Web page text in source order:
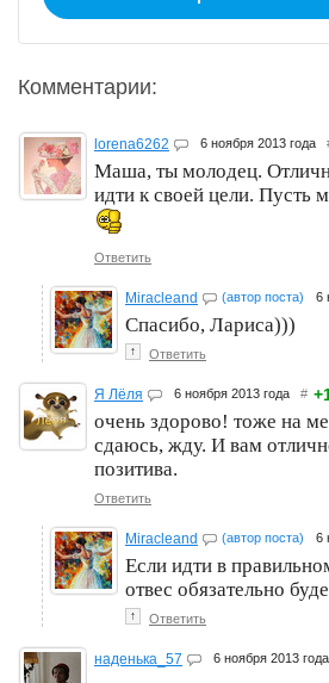
Комментарии:
lorena6262 6 ноября 2013 года
Маша, ты молодец.
идти к своей цели. Пусть
Ответить
Miracleand (автор поста) 6
Спасибо, Лариса)))
↑ Ответить
Я Лёля 6 ноября 2013 года #
очень здорово! тоже на
сдаюсь, жду. И вам
позитива.
Ответить
Miracleand (автор поста) 6
Если идти в
отвес обязательно
↑ Ответить
наденька_57 6 ноября 2013